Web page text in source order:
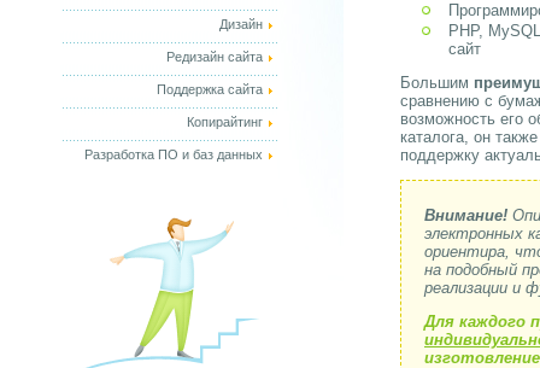
Дизайн
Редизайн сайта
Поддержка сайта
Копирайтинг
Разработка ПО и баз данных
PHP,
сайт
Большим
сравнению с
возможность его
каталога, он
поддержку
Внимание!
электронных
ориентира,
на подобный
реализации и
Для каждого